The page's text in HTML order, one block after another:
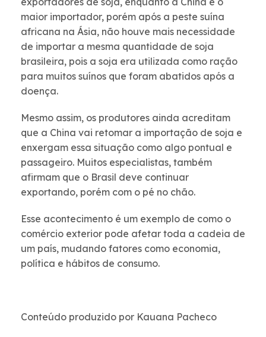
maior importador, porém após a peste suína
africana na Ásia, não houve mais necessidade
de importar a mesma quantidade de soja
brasileira, pois a soja era utilizada como ração
para muitos suínos que foram abatidos após a
doença.
Mesmo assim, os produtores ainda acreditam
que a China vai retomar a importação de soja e
enxergam essa situação como algo pontual e
passageiro. Muitos especialistas, também
afirmam que o Brasil deve continuar
exportando, porém com o pé no chão.
Esse acontecimento é um exemplo de como o
comércio exterior pode afetar toda a cadeia de
um país, mudando fatores como economia,
política e hábitos de consumo.
Conteúdo produzido por Kauana Pacheco